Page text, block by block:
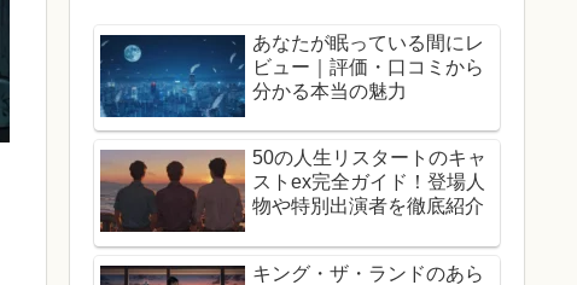
あなたが眠っている間にレ
ビュー｜評価・口コミから
分かる本当の魅力
50の人生リスタートのキャ
ストex完全ガイド！登場人
物や特別出演者を徹底紹介
キング・ザ・ランドのあら